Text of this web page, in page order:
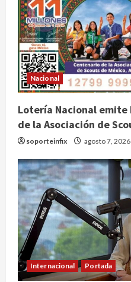
Nacional
Lotería Nacional
de la Asociación de
soporteinfix agosto 7, 2026
Internacional Portada